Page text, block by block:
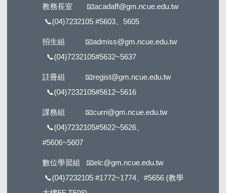
教務長室 📧acadaff@gm.ncue.edu.tw
📞(04)7232105 #5603 、5605
招生組 📧admiss@gm.ncue.edu.tw
📞(04)7232105#5632~5637
註冊組 📧regist@gm.ncue.edu.tw
📞(04)7232105#5612~5616
課務組 📧curri@gm.ncue.edu.tw
📞(04)7232105#5622~5626、
#5606~5607
數位學習組 📧elc@gm.ncue.edu.tw
📞(04)7232105 #1772~1774、#5656 (教學